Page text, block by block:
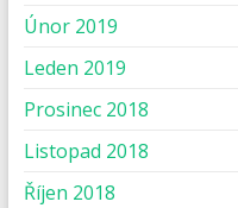
Únor 2019
Leden 2019
Prosinec 2018
Listopad 2018
Říjen 2018